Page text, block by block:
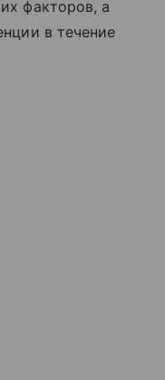
факторов, а
в течение